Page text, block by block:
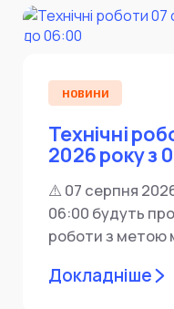
НОВИНИ
Технічні
2026 року з
⚠️ 07 серпня
06:00 будуть
роботи з метою
Докладніше